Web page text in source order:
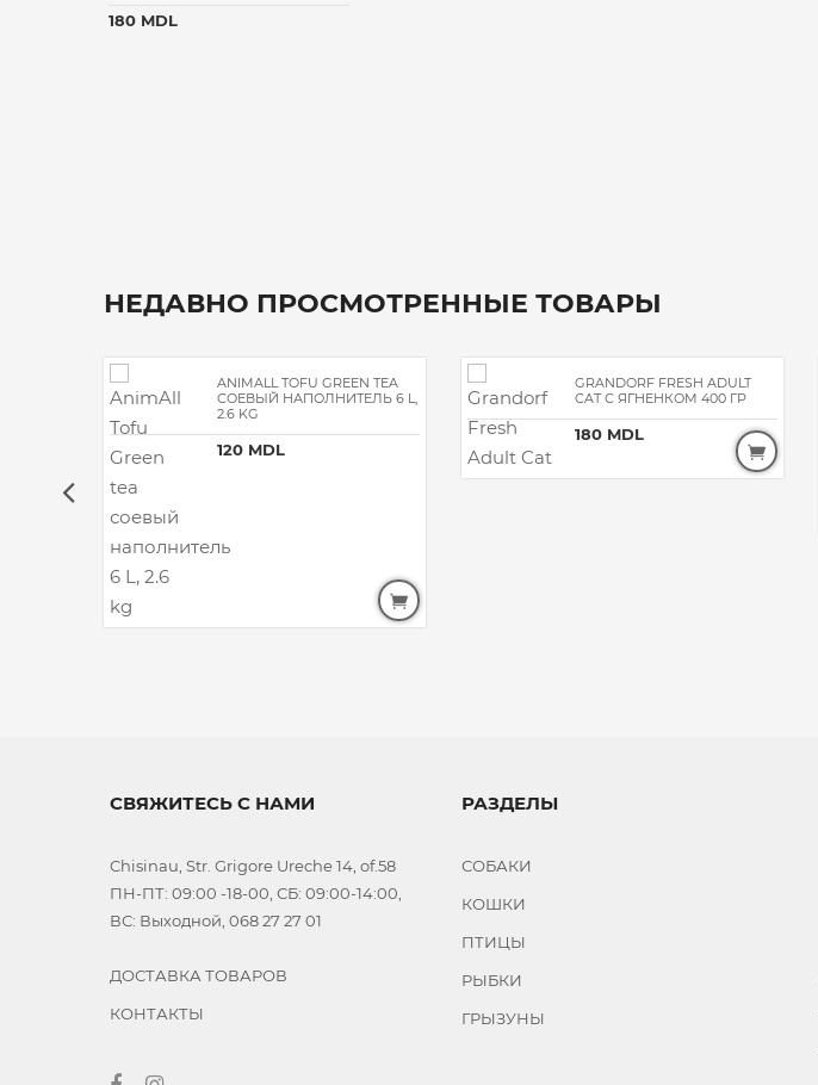
180 MDL
НЕДАВНО ПРОСМОТРЕННЫЕ ТОВАРЫ
ANIMALL TOFU GREEN TEA
СОЕВЫЙ НАПОЛНИТЕЛЬ 6 L,
2.6 KG
120 MDL
GRANDORF FRESH ADULT
CAT С ЯГНЕНКОМ 400 ГР
180 MDL
СВЯЖИТЕСЬ С НАМИ
Chisinau, Str. Grigore Ureche 14, of.58
ПН-ПТ: 09:00 -18-00, СБ: 09:00-14:00,
ВС: Выходной, 068 27 27 01
ДОСТАВКА ТОВАРОВ
КОНТАКТЫ
РАЗДЕЛЫ
СОБАКИ
КОШКИ
ПТИЦЫ
РЫБКИ
ГРЫЗУНЫ